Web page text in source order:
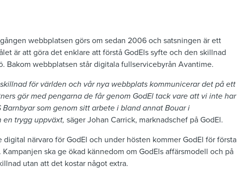
webbplatsen görs om sedan 2006 och satsningen är ett
är att göra det enklare att förstå GodEls syfte och den skillnad
Bakom webbplatsen står digitala fullservicebyrån Avantime.
för världen och vår nya webbplats kommunicerar det på ett
gör med pengarna de får genom GodEl tack vare att vi inte har
som genom sitt arbete i bland annat Bouar i
trygg uppväxt, säger Johan Carrick, marknadschef på GodEl.
närvaro för GodEl och under hösten kommer GodEl för första
ska ge ökad kännedom om GodEls affärsmodell och på
utan att det kostar något extra.